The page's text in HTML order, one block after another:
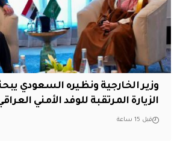
وزير الخارجية ونظيره السعودي
الزيارة المرتقبة للوفد الأمني
قبل 15 ساعة